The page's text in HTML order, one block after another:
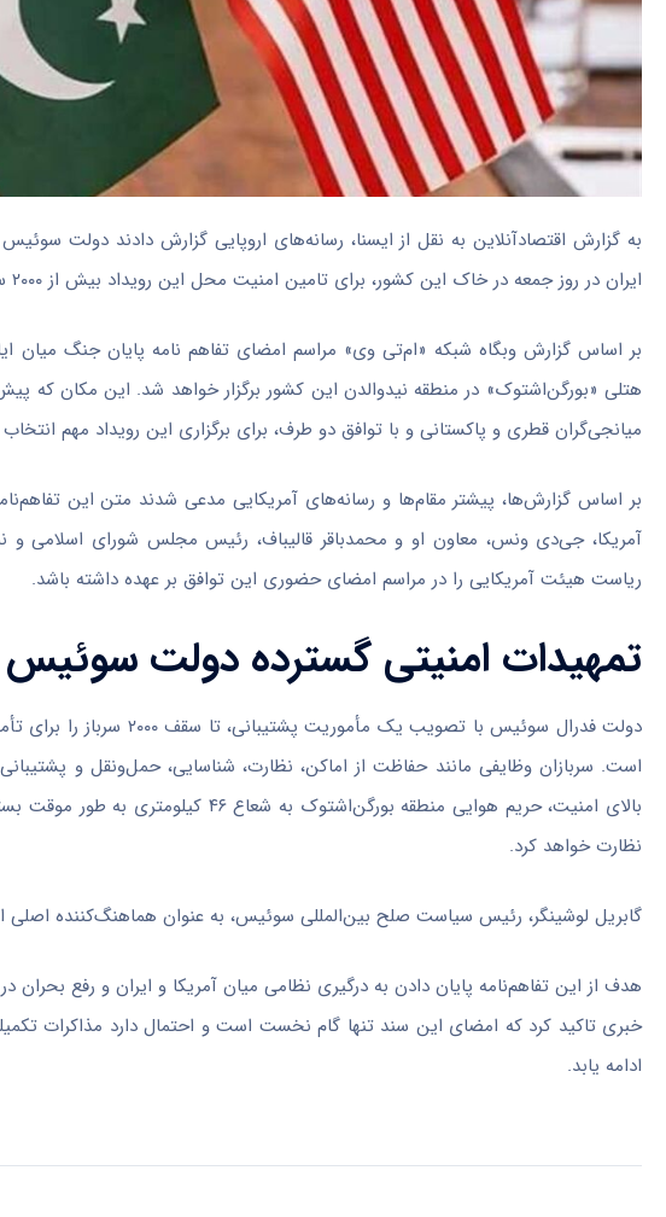
به گزارش اقتصادآنلاین به نقل از ایسنا، رسانه‌های اروپایی گزارش دادند دولت
ایران در روز جمعه در خاک این کشور، برای تامین امنیت محل این رویداد بیش از ۲۰۰۰ سرباز را مستقر کرده و منطقه پرواز ممنوع اعمال می‌کند.
میانجی‌گران قطری و پاکستانی و با توافق دو طرف، برای برگزاری این رویداد مهم
بر اساس گزارش‌ها، پیشتر مقام‌ها و رسانه‌های آمریکایی مدعی شدند متن این
آمریکا، جی‌دی ونس، معاون او و محمدباقر قالیباف، رئیس مجلس شورای اسلامی و
ریاست هیئت آمریکایی را در مراسم امضای حضوری این توافق بر عهده داشته باشد.
تمهیدات امنیتی گسترده دولت سوئیس
دولت فدرال سوئیس با
است. سربازان وظایفی مانند حفاظت از اماکن، نظارت، شناسایی، حمل‌ونقل و
بالای امنیت، حریم هوایی منطقه
نظارت خواهد کرد.
گابریل لوشینگر، رئیس سیاست صلح بین‌المللی سوئیس، به عنوان هماهنگ‌کننده
هدف از این تفاهم‌نامه پایان دادن به درگیری نظامی میان آمریکا و ایران و رفع
خبری تاکید کرد که امضای این سند تنها گام نخست است و احتمال دارد مذاکرات
ادامه یابد.